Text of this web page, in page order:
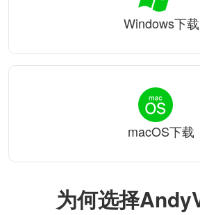
为何选择
Windows下载
macOS下载